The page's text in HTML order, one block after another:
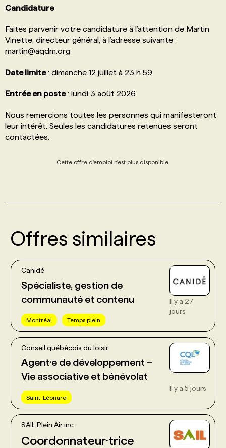
Candidature
Faites parvenir votre candidature à l’attention de Martin
Vinette, directeur général, à l’adresse suivante :
martin@aqdm.org
Date limite: dimanche 12 juillet à 23 h 59
Entrée en poste: lundi 3 août 2026
Nous remercions toutes les personnes qui manifesteront
leur intérêt. Seules les candidatures retenues seront
contactées.
Cette offre d'emploi n'est plus disponible.
Offres similaires
Canidé
Spécialiste, gestion de
communauté et contenu
Montréal Temps plein
Il y a 27
jours
Conseil québécois du loisir
Agent·e de développement –
Vie associative et bénévolat
Saint-Léonard
Il y a 5 jours
SAIL Plein Air inc.
Coordonnateur·trice